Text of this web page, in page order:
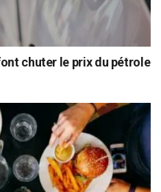
chuter le prix du pétrole